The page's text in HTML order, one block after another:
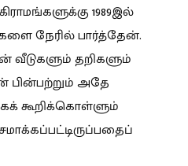
1989இல்
நேரில் பார்த்தேன்.
வீடுகளும் தறிகளும்
பின்பற்றும் அதே
கூறிக்கொள்ளும்